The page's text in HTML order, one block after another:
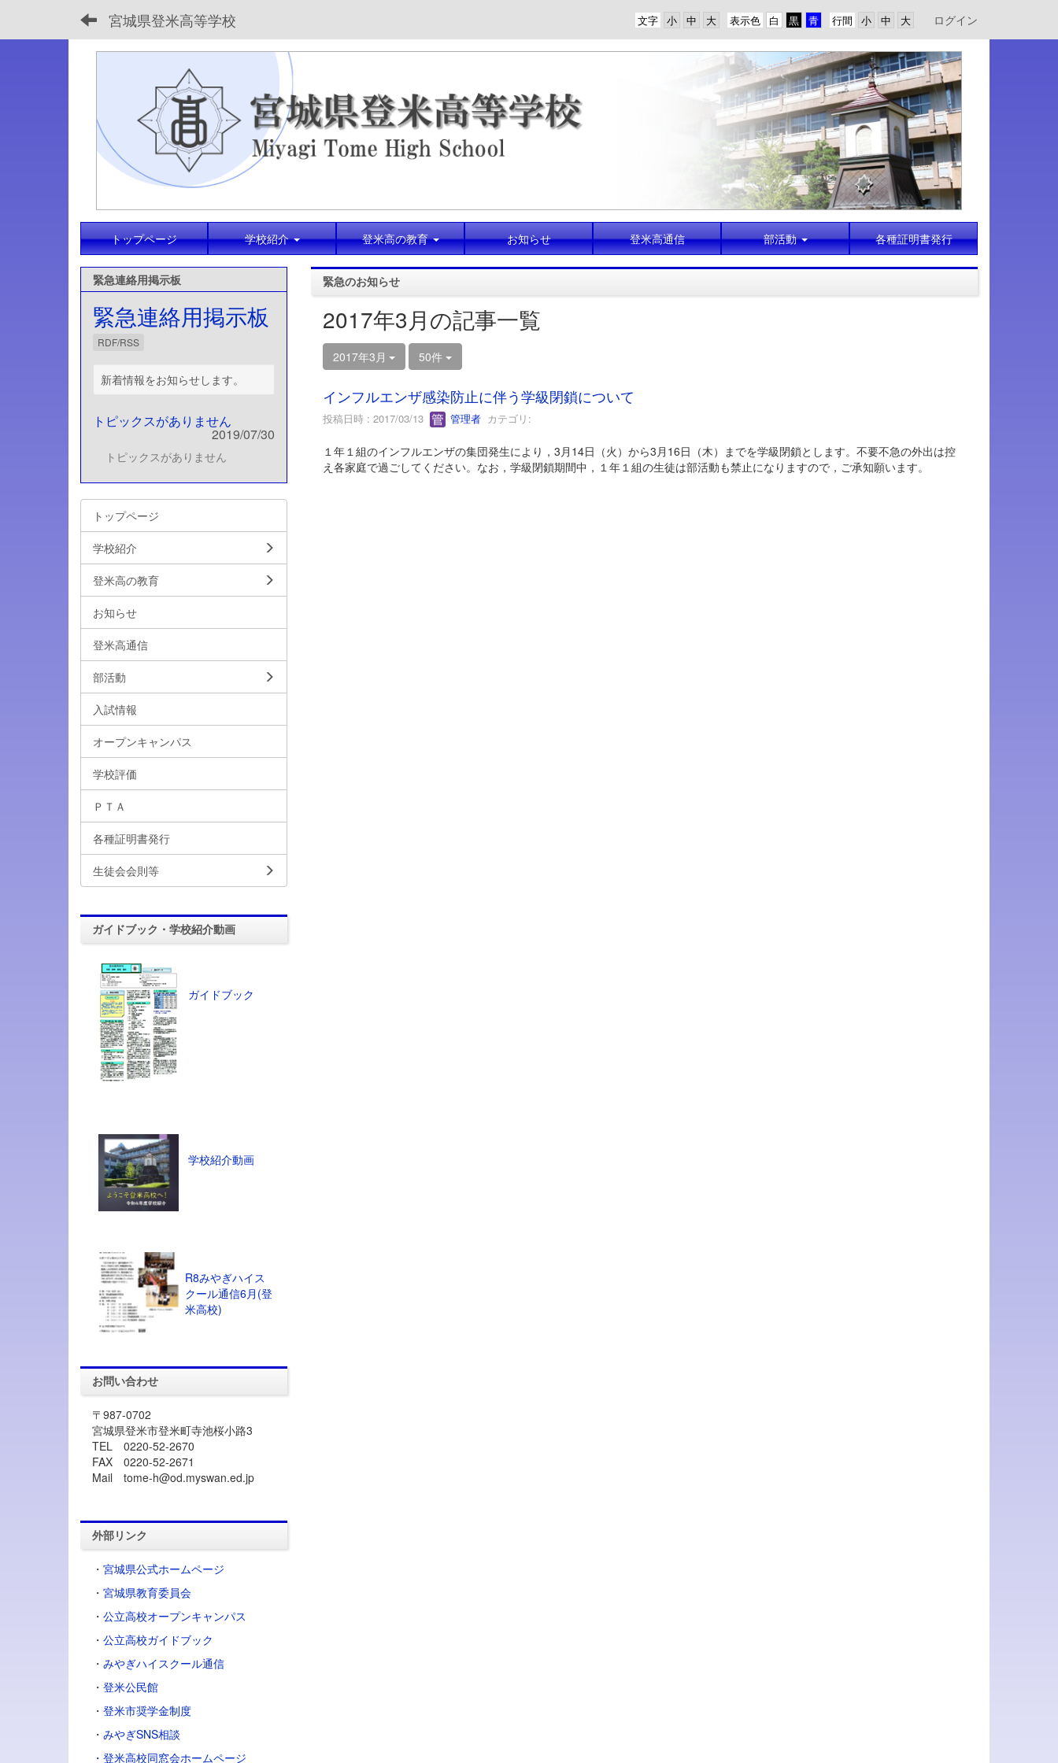
宮城県登米高等学校 行間
表示色
文字 ログイン
トップページ 学校紹介 登米高の教育 お知らせ 登米高通信 部活動 各種証明書発行
緊急のお知らせ
2017年3月の記事一覧
2017年3月 50件
インフルエンザ感染防止に伴う学級閉鎖について
投稿日時 : 2017/03/13 管理者カテゴリ:
１年１組のインフルエンザの集団発生により，3月14日（火）から3月16日（木）までを学級閉鎖とします。不要不急の外出は控
え各家庭で過ごしてください。なお，学級閉鎖期間中，１年１組の生徒は部活動も禁止になりますので，ご承知願います。
緊急連絡用掲示板
緊急連絡用掲示板
RDF/RSS
新着情報をお知らせします。
トピックスがありません
2019/07/30
トピックスがありません
トップページ
学校紹介
登米高の教育
お知らせ
登米高通信
部活動
入試情報
オープンキャンパス
学校評価
ＰＴＡ
各種証明書発行
生徒会会則等
ガイドブック・学校紹介動画
ガイドブック
学校紹介動画
R8みやぎハイス
クール通信6月(登
米高校)
お問い合わせ
〒987-0702
宮城県登米市登米町寺池桜小路3
TEL 0220-52-2670
FAX 0220-52-2671
Mail tome-h@od.myswan.ed.jp
外部リンク
・ 宮城県公式ホームページ
・ 宮城県教育委員会
・ 公立高校オープンキャンパス
・ 公立高校ガイドブック
・ みやぎハイスクール通信
・ 登米公民館
・ 登米市奨学金制度
・ みやぎSNS相談
・登米高校同窓会ホームページ